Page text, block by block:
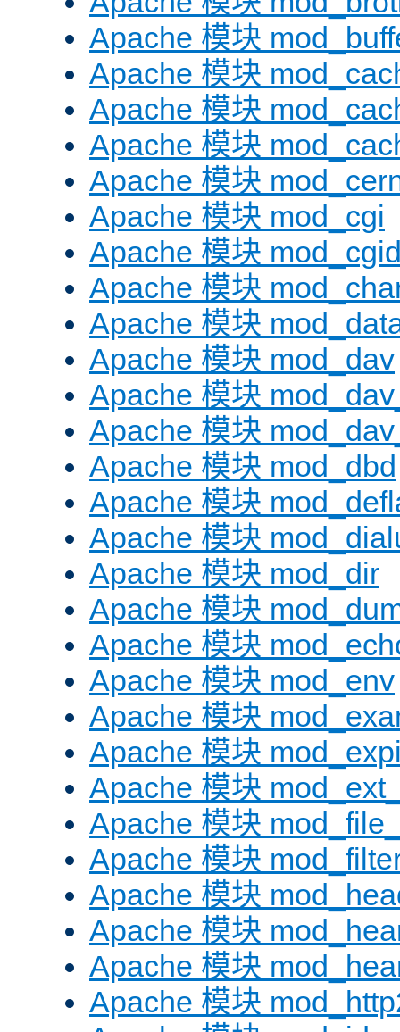
Apache 模块
Apache 模块
Apache 模块
Apache 模块
Apache 模块
Apache 模块 mod_cgi
Apache 模块
Apache 模块
Apache 模块
Apache 模块 mod_dav
Apache 模块
Apache 模块
Apache 模块 mod_dbd
Apache 模块
Apache 模块
Apache 模块 mod_dir
Apache 模块
Apache 模块
Apache 模块 mod_env
Apache 模块
Apache 模块
Apache 模块
Apache 模块
Apache 模块
Apache 模块
Apache 模块
Apache 模块
Apache 模块